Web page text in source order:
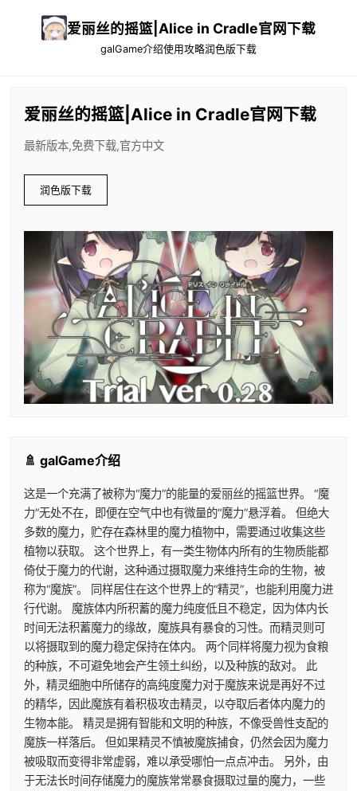
爱丽丝的摇篮|Alice in Cradle官网下载
galGame介绍使用攻略润色版下载
爱丽丝的摇篮|Alice in Cradle官网下载
最新版本,免费下载,官方中文
润色版下载
🚿 galGame介绍
这是一个充满了被称为“魔力”的能量的爱丽丝的摇篮世界。 “魔
力”无处不在，即便在空气中也有微量的“魔力”悬浮着。 但绝大
多数的魔力，贮存在森林里的魔力植物中，需要通过收集这些
植物以获取。 这个世界上，有一类生物体内所有的生物质能都
倚仗于魔力的代谢，这种通过摄取魔力来维持生命的生物，被
称为“魔族”。 同样居住在这个世界上的“精灵”，也能利用魔力进
行代谢。 魔族体内所积蓄的魔力纯度低且不稳定，因为体内长
时间无法积蓄魔力的缘故，魔族具有暴食的习性。而精灵则可
以将摄取到的魔力稳定保持在体内。 两个同样将魔力视为食粮
的种族，不可避免地会产生领土纠纷，以及种族的敌对。 此
外，精灵细胞中所储存的高纯度魔力对于魔族来说是再好不过
的精华，因此魔族有着积极攻击精灵，以夺取后者体内魔力的
生物本能。 精灵是拥有智能和文明的种族，不像受兽性支配的
魔族一样落后。 但如果精灵不慎被魔族捕食，仍然会因为魔力
被吸取而变得非常虚弱，难以承受哪怕一点点冲击。 另外，由
于无法长时间存储魔力的魔族常常暴食摄取过量的魔力，一些